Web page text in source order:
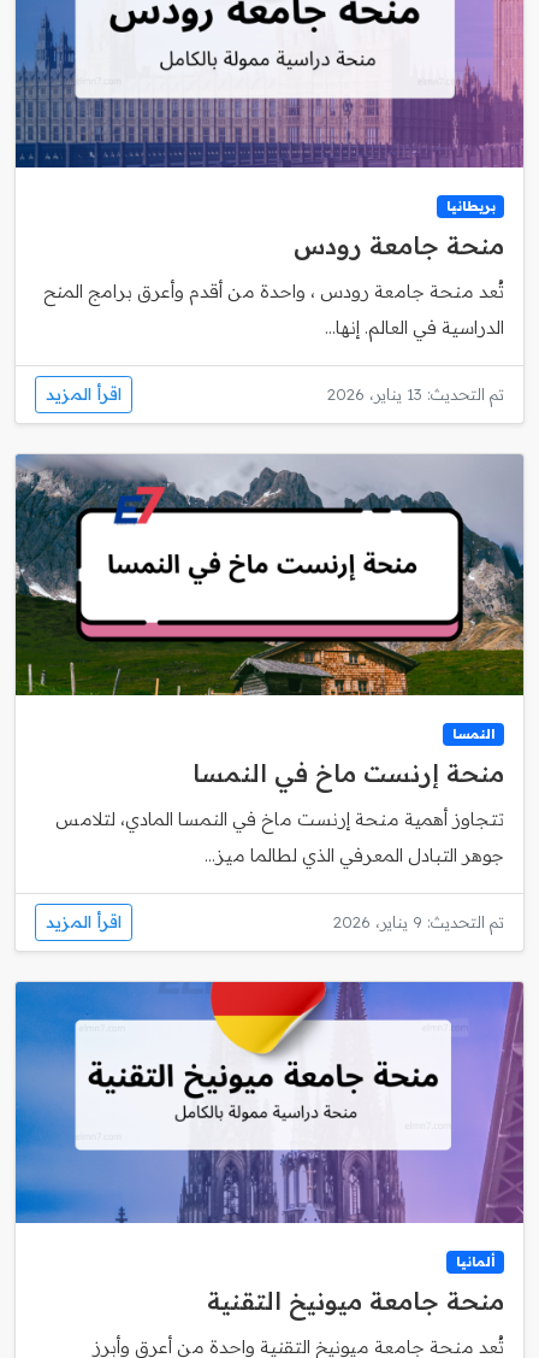
بريطانيا
منحة جامعة رودس
تُعد منحة جامعة رودس ، واحدة من أقدم وأعرق برامج المنح
الدراسية في العالم. إنها...
تم التحديث: 13 يناير، 2026 اقرأ المزيد
النمسا
منحة إرنست ماخ في النمسا
تتجاوز أهمية منحة إرنست ماخ في النمسا المادي، لتلامس
جوهر التبادل المعرفي الذي لطالما ميز...
تم التحديث: 9 يناير، 2026 اقرأ المزيد
ألمانيا
منحة جامعة ميونيخ التقنية
تُعد منحة جامعة ميونيخ التقنية واحدة من أعرق وأبرز